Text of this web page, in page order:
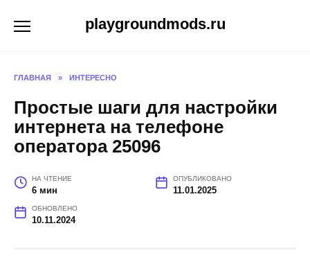
playgroundmods.ru
ГЛАВНАЯ » ИНТЕРЕСНО
Простые шаги для настройки
интернета на телефоне
оператора 25096
НА ЧТЕНИЕ
6 мин
ОПУБЛИКОВАНО
11.01.2025
ОБНОВЛЕНО
10.11.2024